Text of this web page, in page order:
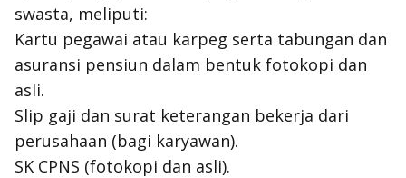
swasta, meliputi:
Kartu pegawai atau karpeg serta tabungan dan
asuransi pensiun dalam bentuk fotokopi dan
asli.
Slip gaji dan surat keterangan bekerja dari
perusahaan (bagi karyawan).
SK CPNS (fotokopi dan asli).